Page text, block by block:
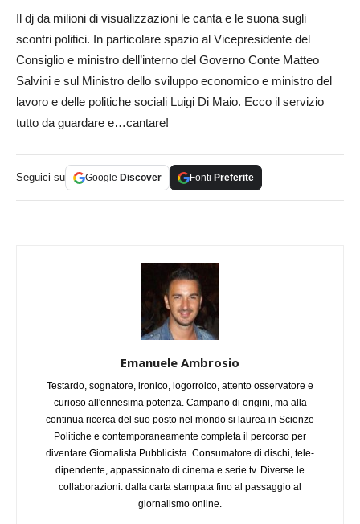
Il dj da milioni di visualizzazioni le canta e le suona sugli
scontri politici. In particolare spazio al Vicepresidente del
Consiglio e ministro dell’interno del Governo Conte Matteo
Salvini e sul Ministro dello sviluppo economico e ministro del
lavoro e delle politiche sociali Luigi Di Maio. Ecco il servizio
tutto da guardare e…cantare!
Seguici su Google Discover Fonti Preferite
Emanuele Ambrosio
Testardo, sognatore, ironico, logorroico, attento osservatore e
curioso all'ennesima potenza. Campano di origini, ma alla
continua ricerca del suo posto nel mondo si laurea in Scienze
Politiche e contemporaneamente completa il percorso per
diventare Giornalista Pubblicista. Consumatore di dischi, tele-
dipendente, appassionato di cinema e serie tv. Diverse le
collaborazioni: dalla carta stampata fino al passaggio al
giornalismo online.